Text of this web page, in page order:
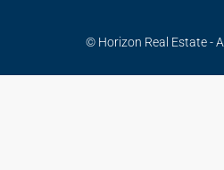
© Horizon Real Estate -